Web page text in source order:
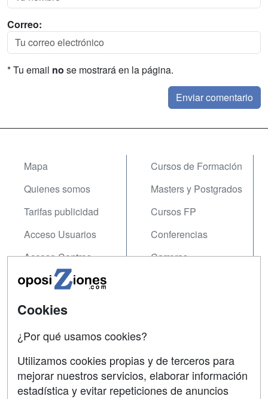
Correo:
* Tu email no se mostrará en la página.
Mapa
Quienes somos
Tarifas publicidad
Acceso Usuarios
Acceso Centros
Cursos de Formación
Masters y Postgrados
Cursos FP
Conferencias
Carreras
Contactar
Copyleft
Cookies
¿Por qué usamos cookies?
Utilizamos cookies propias y de terceros para
mejorar nuestros servicios, elaborar información
estadística y evitar repeticiones de anuncios